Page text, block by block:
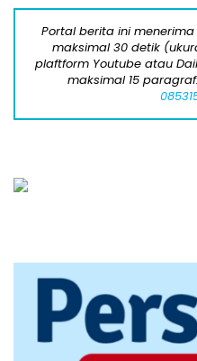
Portal berita ini
maksimal 30 detik
plaftform Youtube atau
maksimal 15